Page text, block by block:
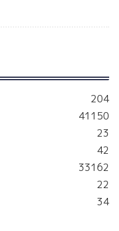
204
41150
23
42
33162
22
34